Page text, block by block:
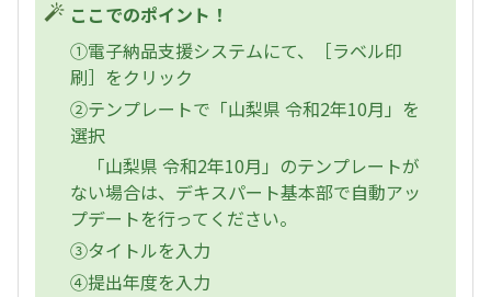
ここでのポイント！
①電子納品支援システムにて、［ラベル印
刷］をクリック
②テンプレートで「山梨県 令和2年10月」を
選択
「山梨県 令和2年10月」のテンプレートが
ない場合は、デキスパート基本部で自動アッ
プデートを行ってください。
③タイトルを入力
④提出年度を入力